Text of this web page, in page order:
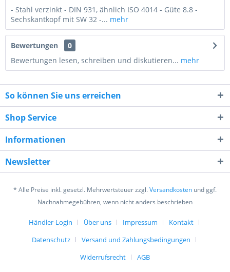
1 + 8 = ?
Ich habe dieDatenschutzerklärunggelesen,
verstanden und stimme zu. *
- Stahl verzinkt - DIN 931, ähnlich ISO 4014 - Güte 8.8 -
Sechskantkopf mit SW 32 -... mehr
Bewertungen
0
Bewertungen lesen, schreiben und diskutieren... mehr
So können Sie uns erreichen
Shop Service
Informationen
Newsletter
* Alle Preise inkl. gesetzl. Mehrwertsteuer zzgl.Versandkosten und ggf.
Nachnahmegebühren, wenn nicht anders beschrieben
Händler-Login Über uns Impressum
Kontakt
Datenschutz
Versand und Zahlungsbedingungen
Widerrufsrecht
AGB